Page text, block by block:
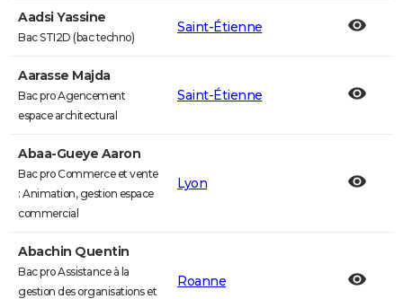
Aadsi Yassine
Bac STI2D (bac techno)
Saint-Étienne
Aarasse Majda
Bac pro Agencement
espace architectural
Saint-Étienne
Abaa-Gueye Aaron
Bac pro Commerce et vente
: Animation, gestion espace
commercial
Lyon
Abachin Quentin
Bac pro Assistance à la
gestion des organisations et
Roanne